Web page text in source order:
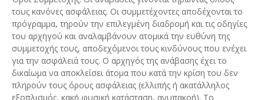
τους κανόνες ασφάλειας. Οι συμμετέχοντες αποδέχονται το
πρόγραμμα, τηρούν την επιλεγμένη διαδρομή και τις οδηγίες
του αρχηγού και αναλαμβάνουν ατομικά την ευθύνη της
συμμετοχής τους, αποδεχόμενοι τους κινδύνους που ενέχει
για την ασφάλειά τους. Ο αρχηγός της ανάβασης έχει το
δικαίωμα να αποκλείσει άτομα που κατά την κρίση του δεν
πληρούν τους όρους ασφάλειας (ελλιπής ή ακατάλληλος
εξοπλισμός, κακή φυσική κατάσταση, ανυπακοή). Το